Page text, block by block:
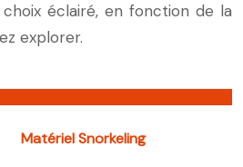
éclairé, en fonction de la
explorer.
Matériel Snorkeling